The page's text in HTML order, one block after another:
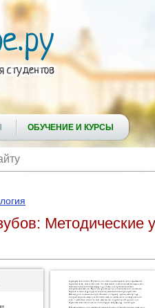
ОБУЧЕНИЕ И КУРСЫ
Методические